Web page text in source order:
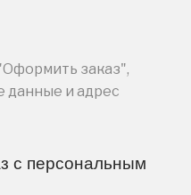
заказ",
данные и адрес
с персональным